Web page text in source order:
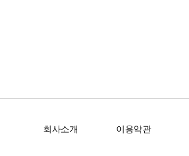
회사소개 이용약관